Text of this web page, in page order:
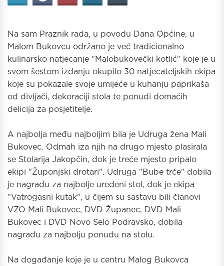
Na sam Praznik rada, u povodu Dana Općine, u
Malom Bukovcu održano je već tradicionalno
kulinarsko natjecanje "Malobukovečki kotlić" koje je u
svom šestom izdanju okupilo 30 natjecateljskih ekipa
koje su pokazale svoje umijeće u kuhanju paprikaša
od divljači, dekoraciji stola te ponudi domaćih
delicija za posjetitelje.
A najbolja među najboljim bila je Udruga žena Mali
Bukovec. Odmah iza njih na drugo mjesto plasirala
se Stolarija Jakopčin, dok je treće mjesto pripalo
ekipi "Župonjski drotari". Udruga "Bube trče" dobila
je nagradu za najbolje uređeni stol, dok je ekipa
"Vatrogasni kutak", u čijem su sastavu bili članovi
VZO Mali Bukovec, DVD Županec, DVD Mali
Bukovec i DVD Novo Selo Podravsko, dobila
nagradu za najbolju ponudu na stolu.
Na događanje koje je u centru Malog Bukovca